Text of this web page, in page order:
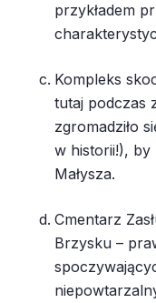
przykładem
Kompleks
tutaj podczas
zgromadziło
w historii!), by
Małysza.
Cmentarz
Brzysku –